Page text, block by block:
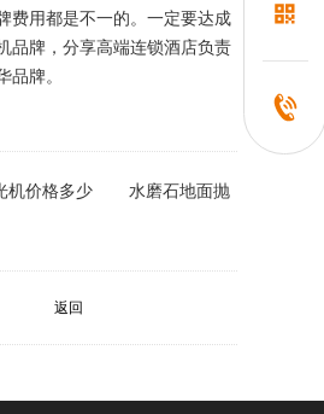
费用都是不一的。一定要达成
品牌，分享高端连锁酒店负责
牌。
机价格多少
水磨石地面抛
返回